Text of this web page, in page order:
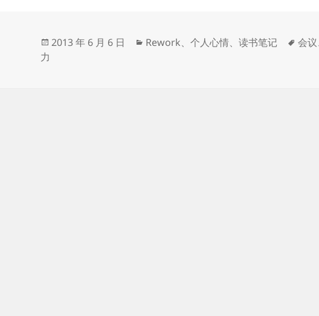
发
2013 年 6 月 6 日
分
Rework、个人心情、读书笔记
标
会议
力